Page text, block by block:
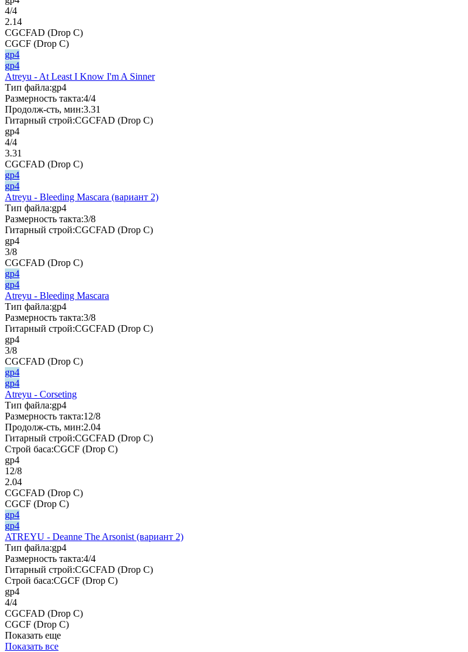
4/4
2.14
CGCFAD (Drop C)
CGCF (Drop C)
gp4
gp4
Atreyu - At Least I Know I'm A Sinner
Тип файла:gp4
Размерность такта:4/4
Продолж-сть, мин:3.31
Гитарный строй:CGCFAD (Drop C)
gp4
4/4
3.31
CGCFAD (Drop C)
gp4
gp4
Atreyu - Bleeding Mascara (вариант 2)
Тип файла:gp4
Размерность такта:3/8
Гитарный строй:CGCFAD (Drop C)
gp4
3/8
CGCFAD (Drop C)
gp4
gp4
Atreyu - Bleeding Mascara
Тип файла:gp4
Размерность такта:3/8
Гитарный строй:CGCFAD (Drop C)
gp4
3/8
CGCFAD (Drop C)
gp4
gp4
Atreyu - Corseting
Тип файла:gp4
Размерность такта:12/8
Продолж-сть, мин:2.04
Гитарный строй:CGCFAD (Drop C)
Строй баса:CGCF (Drop C)
gp4
12/8
2.04
CGCFAD (Drop C)
CGCF (Drop C)
gp4
gp4
ATREYU - Deanne The Arsonist (вариант 2)
Тип файла:gp4
Размерность такта:4/4
Гитарный строй:CGCFAD (Drop C)
Строй баса:CGCF (Drop C)
gp4
4/4
CGCFAD (Drop C)
CGCF (Drop C)
Показать еще
Показать все